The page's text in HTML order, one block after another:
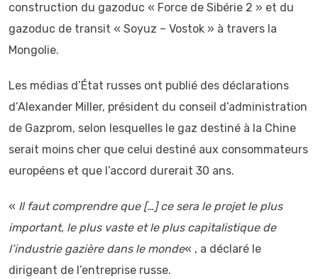
construction du gazoduc « Force de Sibérie 2 » et du
gazoduc de transit « Soyuz – Vostok » à travers la
Mongolie.
Les médias d’État russes ont publié des déclarations
d’Alexander Miller, président du conseil d’administration
de Gazprom, selon lesquelles le gaz destiné à la Chine
serait moins cher que celui destiné aux consommateurs
européens et que l’accord durerait 30 ans.
« Il faut comprendre que […] ce sera le projet le plus
important, le plus vaste et le plus capitalistique de
l’industrie gazière dans le monde« , a déclaré le
dirigeant de l’entreprise russe.